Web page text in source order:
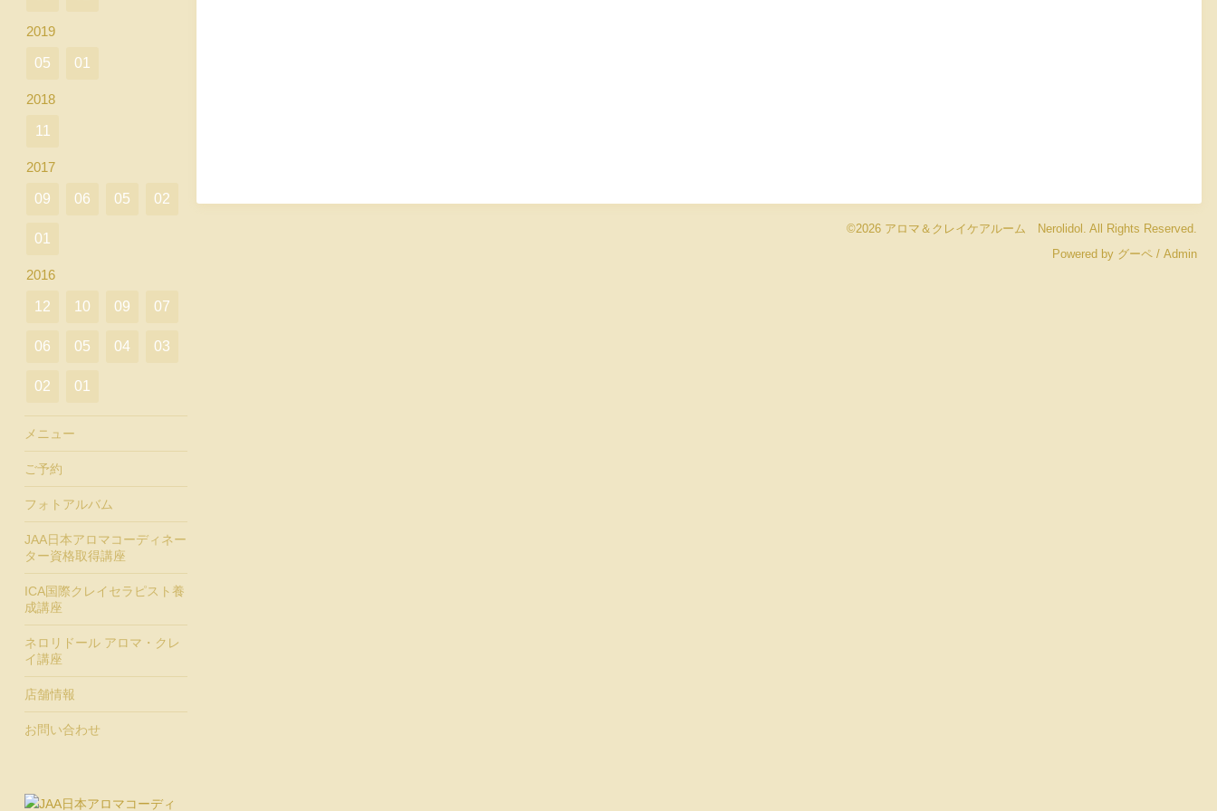
©2026 アロマ＆クレイケアルーム Nerolidol . All Rights Reserved.
Powered by グーペ / Admin
2019
05 01
2018
11
2017
09 06 05 02
01
2016
12 10 09 07
06 05 04 03
02 01
メニュー
ご予約
フォトアルバム
JAA日本アロマコーディネー
ター資格取得講座
ICA国際クレイセラピスト養
成講座
ネロリドール アロマ・クレ
イ講座
店舗情報
お問い合わせ